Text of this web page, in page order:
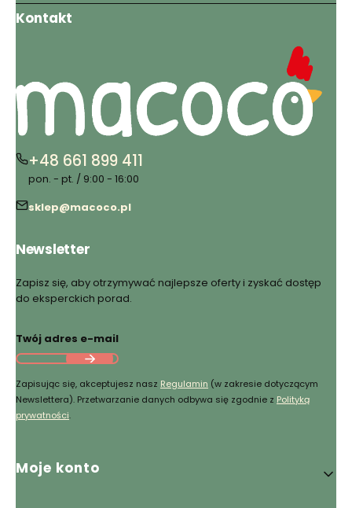
Kontakt
+48 661 899 411
pon. - pt. / 9:00 - 16:00
sklep@macoco.pl
Newsletter
Zapisz się, aby otrzymywać najlepsze oferty i zyskać dostęp
do eksperckich porad.
Twój adres e-mail
Zapisując się, akceptujesz nasz Regulamin (w zakresie dotyczącym
Newslettera). Przetwarzanie danych odbywa się zgodnie z Polityką
prywatności.
Linki w stopce
Moje konto